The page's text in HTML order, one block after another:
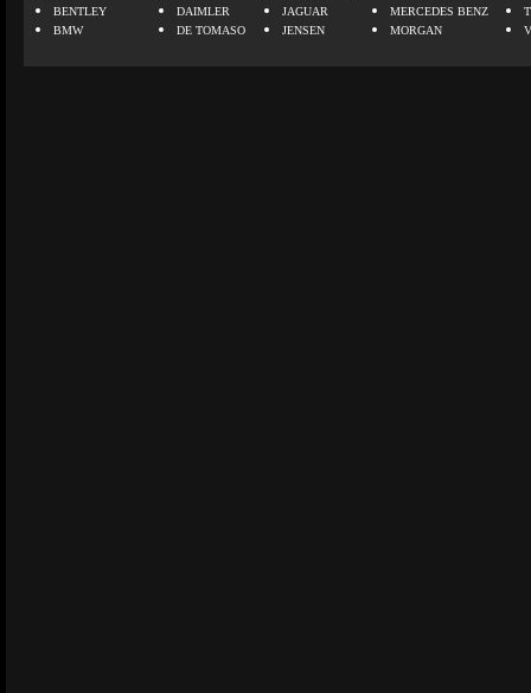
BENTLEY
BMW
DAIMLER
DE TOMASO
JAGUAR
JENSEN
MERCEDES BENZ
MORGAN